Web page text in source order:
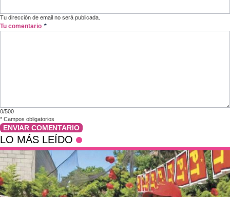
Tu dirección de email no será publicada.
Tu comentario *
0/500
* Campos obligatorios
ENVIAR COMENTARIO
LO MÁS LEÍDO